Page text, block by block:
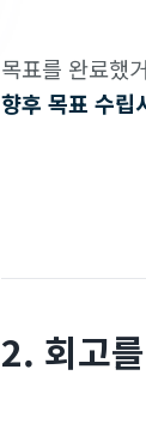
목표를 완료했
향후 목표 수립
2. 회고